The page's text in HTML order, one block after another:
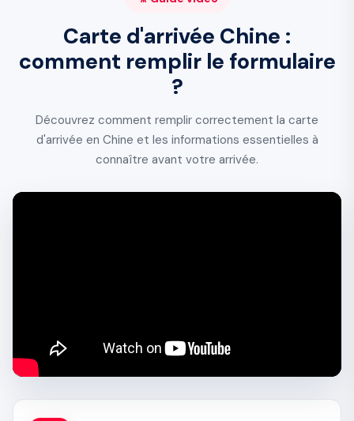
Carte d'arrivée Chine :
comment remplir le formulaire
?
Découvrez comment remplir correctement la carte
d'arrivée en Chine et les informations essentielles à
connaître avant votre arrivée.